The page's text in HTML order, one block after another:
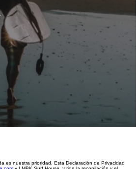
es nuestra prioridad. Esta Declaración de Privacidad